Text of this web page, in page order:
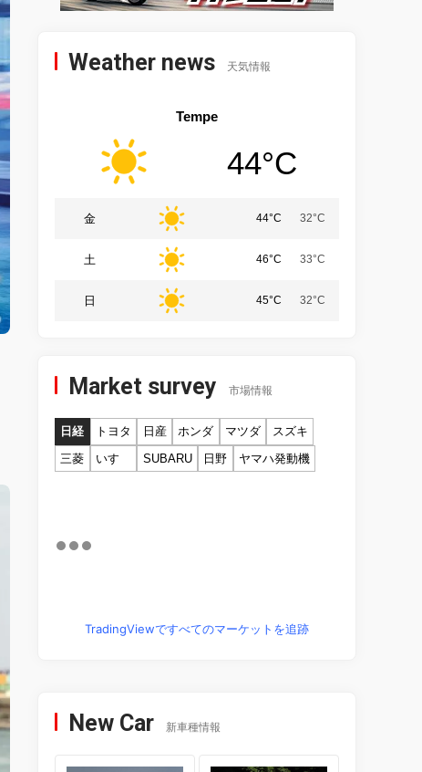
Weather news 天気情報
Tempe
44°C
金 44°C 32°C
土 46°C 33°C
日 45°C 32°C
Market survey 市場情報
日経 トヨタ 日産 ホンダ マツダ
スズキ
三菱
いすゞ SUBARU 日野 ヤマハ発動機
TradingViewですべてのマーケットを追跡
New Car 新車種情報